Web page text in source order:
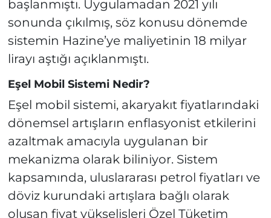
başlanmıştı. Uygulamadan 2021 yılı
sonunda çıkılmış, söz konusu dönemde
sistemin Hazine’ye maliyetinin 18 milyar
lirayı aştığı açıklanmıştı.
Eşel Mobil Sistemi Nedir?
Eşel mobil sistemi, akaryakıt fiyatlarındaki
dönemsel artışların enflasyonist etkilerini
azaltmak amacıyla uygulanan bir
mekanizma olarak biliniyor. Sistem
kapsamında, uluslararası petrol fiyatları ve
döviz kurundaki artışlara bağlı olarak
oluşan fiyat yükselişleri Özel Tüketim